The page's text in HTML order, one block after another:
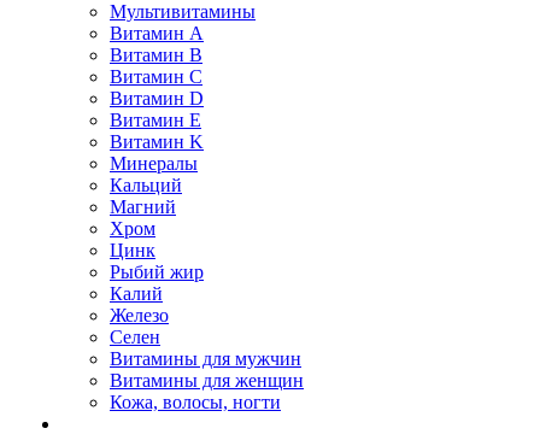
Мультивитамины
Витамин A
Витамин B
Витамин C
Витамин D
Витамин E
Витамин K
Минералы
Кальций
Магний
Хром
Цинк
Рыбий жир
Калий
Железо
Селен
Витамины для мужчин
Витамины для женщин
Кожа, волосы, ногти